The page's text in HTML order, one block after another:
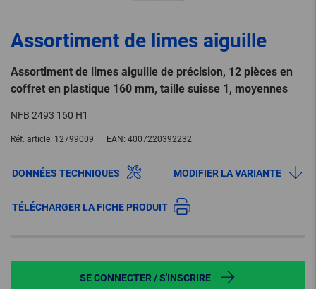
Assortiment de limes aiguille
Assortiment de limes aiguille de précision, 12 pièces en
coffret en plastique 160 mm, taille suisse 1, moyennes
NFB 2493 160 H1
Réf. article: 12799009 EAN: 4007220392232
DONNÉES TECHNIQUES MODIFIER LA VARIANTE
TÉLÉCHARGER LA FICHE PRODUIT
SE CONNECTER / S'INSCRIRE